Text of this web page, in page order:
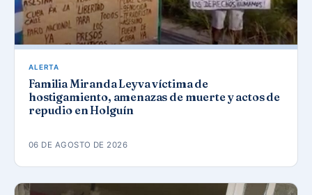
ALERTA
Familia Miranda Leyva víctima de
hostigamiento, amenazas de muerte y actos de
repudio en Holguín
06 DE AGOSTO DE 2026